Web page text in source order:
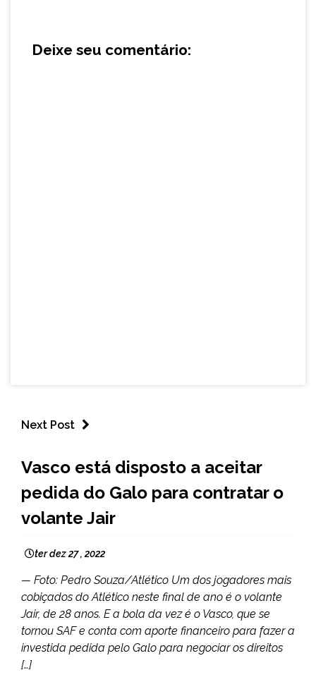
Deixe seu comentário:
Next Post
Vasco está disposto a aceitar
pedida do Galo para contratar o
volante Jair
ter dez 27 , 2022
— Foto: Pedro Souza/Atlético Um dos jogadores mais
cobiçados do Atlético neste final de ano é o volante
Jair, de 28 anos. E a bola da vez é o Vasco, que se
tornou SAF e conta com aporte financeiro para fazer a
investida pedida pelo Galo para negociar os direitos
[…]